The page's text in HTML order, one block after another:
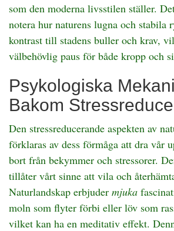
som den moderna livsstilen ställer.
notera hur naturens lugna och stabila
kontrast till stadens buller och krav,
välbehövlig paus för både kropp och
Psykologiska
Bakom
Den stressreducerande aspekten av
förklaras av dess förmåga att dra vår
bort från bekymmer och stressorer.
tillåter vårt sinne att vila och
Naturlandskap erbjuder mjuka
moln som flyter förbi eller löv som
vilket kan ha en meditativ effekt.